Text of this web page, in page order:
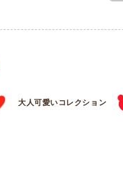
大人可愛いコレクション